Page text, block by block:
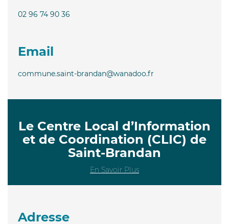
02 96 74 90 36
Email
commune.saint-brandan@wanadoo.fr
Le Centre Local d’Information
et de Coordination (CLIC) de
Saint-Brandan
En Savoir Plus
Adresse